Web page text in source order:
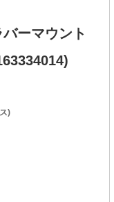
ーマウント
)